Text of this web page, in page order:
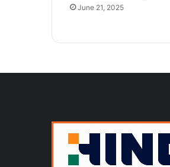
June 21, 2025